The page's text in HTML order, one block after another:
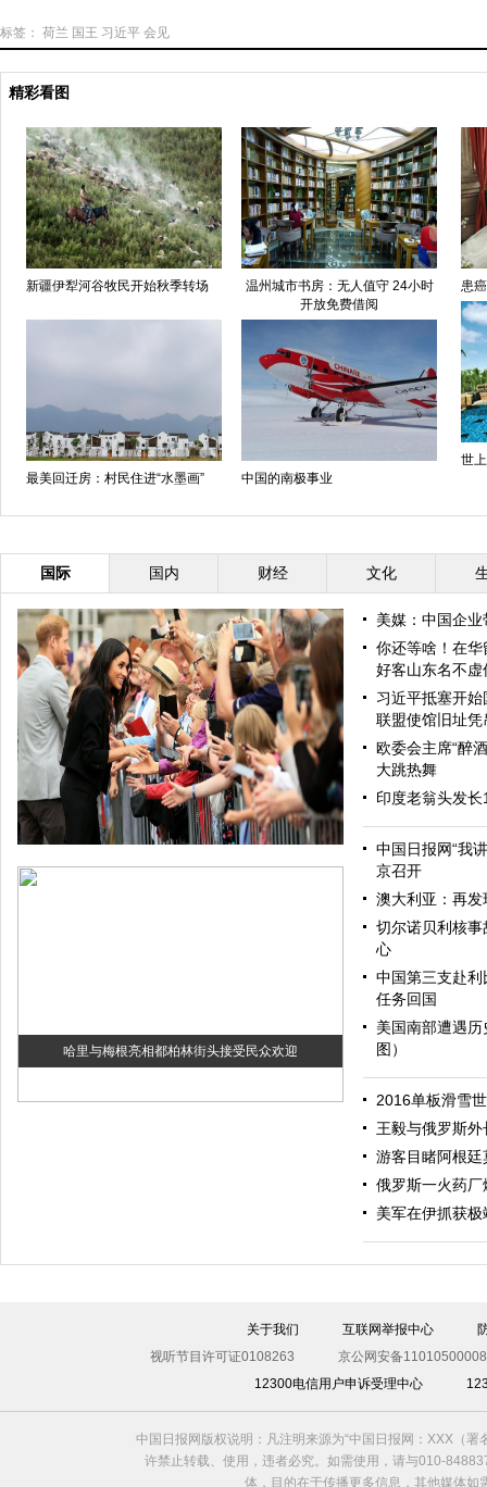
标签： 荷兰 国王 习近平 会见
精彩看图
新疆伊犁河谷牧民开始秋季转场
温州城市书房：无人值守 24小时
开放免费借阅
最美回迁房：村民住进“水墨画” 中国的南极事业
患
世
国际 国内 财经 文化
哈里与梅根亮相都柏林街头接受民众欢迎
美媒：中国企
你还等啥！在
好客山东名不虚
习近平抵塞开
联盟使馆旧址凭
欧委会主席“醉
大跳热舞
印度老翁头发
中国日报网“我
京召开
澳大利亚：再
切尔诺贝利核
心
中国第三支赴
任务回国
美国南部遭遇
图）
2016单板滑雪
王毅与俄罗斯
游客目睹阿根
俄罗斯一火药
美军在伊抓获极
关于我们 互联网举报中心
视听节目许可证0108263
京公网安备
12300电信用户申诉受理中心
中国日报网版权说明：凡注明来源为“中国日报网：XXX（
许禁止转载、使用，违者必究。如需使用，请与010-
体，目的在于传播更多信息，其他媒体